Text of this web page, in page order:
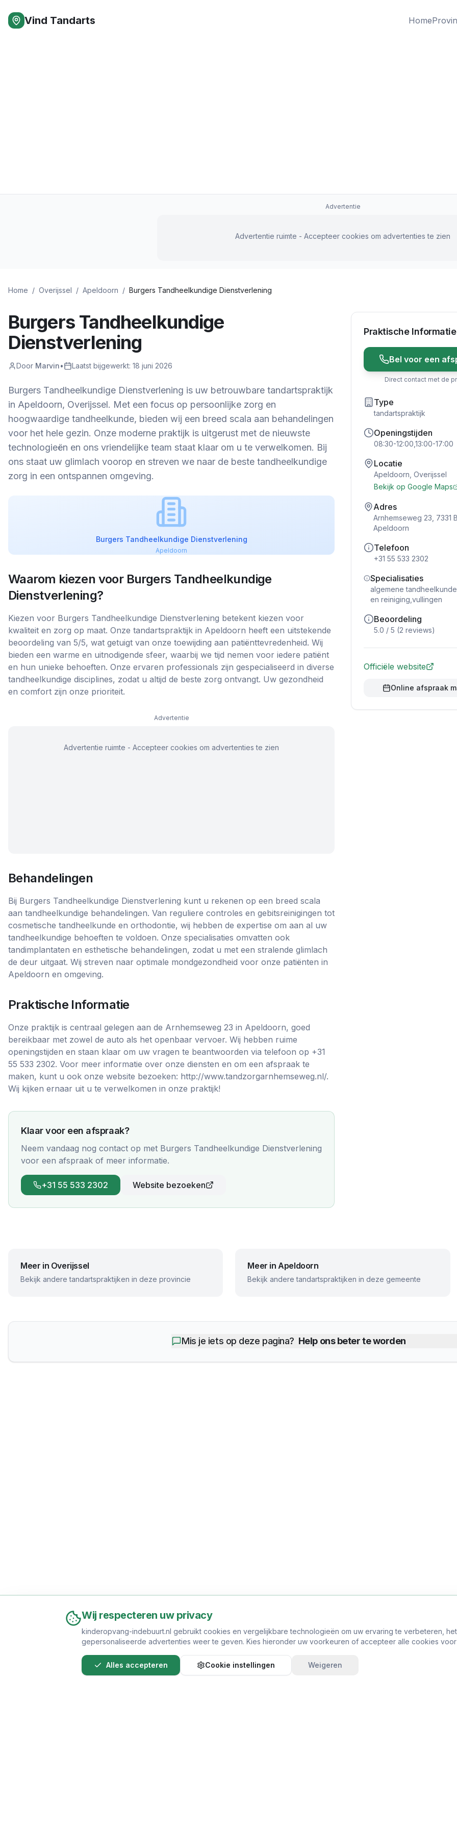
Vind Tandarts Home
Advertentie
Advertentie ruimte - Accepteer cookies om advertenties te zien
Home / Overijssel / Apeldoorn / Burgers Tandheelkundige Dienstverlening
Burgers Tandheelkundige
Dienstverlening
Door Marvin• Laatst bijgewerkt: 18 juni 2026
Burgers Tandheelkundige Dienstverlening is uw betrouwbare tandartspraktijk
in Apeldoorn, Overijssel. Met een focus op persoonlijke zorg en
hoogwaardige tandheelkunde, bieden wij een breed scala aan behandelingen
voor het hele gezin. Onze moderne praktijk is uitgerust met de nieuwste
technologieën en ons vriendelijke team staat klaar om u te verwelkomen. Bij
ons staat uw glimlach voorop en streven we naar de beste tandheelkundige
zorg in een ontspannen omgeving.
Burgers Tandheelkundige Dienstverlening
Apeldoorn
Waarom kiezen voor Burgers Tandheelkundige
Dienstverlening?
Kiezen voor Burgers Tandheelkundige Dienstverlening betekent kiezen voor
kwaliteit en zorg op maat. Onze tandartspraktijk in Apeldoorn heeft een uitstekende
beoordeling van 5/5, wat getuigt van onze toewijding aan patiënttevredenheid. Wij
bieden een warme en uitnodigende sfeer, waarbij we tijd nemen voor iedere patiënt
en hun unieke behoeften. Onze ervaren professionals zijn gespecialiseerd in diverse
tandheelkundige disciplines, zodat u altijd de beste zorg ontvangt. Uw gezondheid
en comfort zijn onze prioriteit.
Advertentie
Advertentie ruimte - Accepteer cookies om advertenties te zien
Behandelingen
Bij Burgers Tandheelkundige Dienstverlening kunt u rekenen op een breed scala
aan tandheelkundige behandelingen. Van reguliere controles en gebitsreinigingen tot
cosmetische tandheelkunde en orthodontie, wij hebben de expertise om aan al uw
tandheelkundige behoeften te voldoen. Onze specialisaties omvatten ook
tandimplantaten en esthetische behandelingen, zodat u met een stralende glimlach
de deur uitgaat. Wij streven naar optimale mondgezondheid voor onze patiënten in
Apeldoorn en omgeving.
Praktische Informatie
Onze praktijk is centraal gelegen aan de Arnhemseweg 23 in Apeldoorn, goed
bereikbaar met zowel de auto als het openbaar vervoer. Wij hebben ruime
openingstijden en staan klaar om uw vragen te beantwoorden via telefoon op +31
55 533 2302. Voor meer informatie over onze diensten en om een afspraak te
maken, kunt u ook onze website bezoeken: http://www.tandzorgarnhemseweg.nl/.
Wij kijken ernaar uit u te verwelkomen in onze praktijk!
Klaar voor een afspraak?
Neem vandaag nog contact op met Burgers Tandheelkundige Dienstverlening
voor een afspraak of meer informatie.
+31 55 533 2302 Website bezoeken
Praktische Informatie
Bel voor een
Direct contact met de
Type
tandartspraktijk
Openingstijden
08:30-12:00,13:00-17:00
Locatie
Apeldoorn Overijssel
Bekijk op Google Maps
Adres
Arnhemseweg 23, 7331
Apeldoorn
Telefoon
+31 55 533 2302
Specialisaties
algemene
en reiniging,vullingen
Beoordeling
5.0 / 5 (2 reviews)
Officiële website
Online afspraak
Meer in Overijssel
Bekijk andere tandartspraktijken in deze provincie
Meer inApeldoorn
Bekijk andere tandartspraktijken in deze gemeente
Mis je iets op deze pagina? Help ons beter te worden
Wij respecteren uw privacy
kinderopvang-indebuurt.nl gebruikt cookies en vergelijkbare technologieën om uw ervaring te verbeteren,
gepersonaliseerde advertenties weer te geven. Kies hieronder uw voorkeuren of accepteer alle cookies
Alles accepteren Cookie instellingen Weigeren